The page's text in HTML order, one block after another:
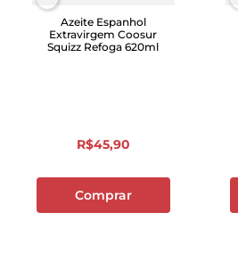
Azeite Espanhol
Extravirgem Coosur
Squizz Refoga 620ml
R$45,90
Comprar